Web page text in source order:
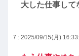
大した仕事して
7 : 2025/09/15(月)